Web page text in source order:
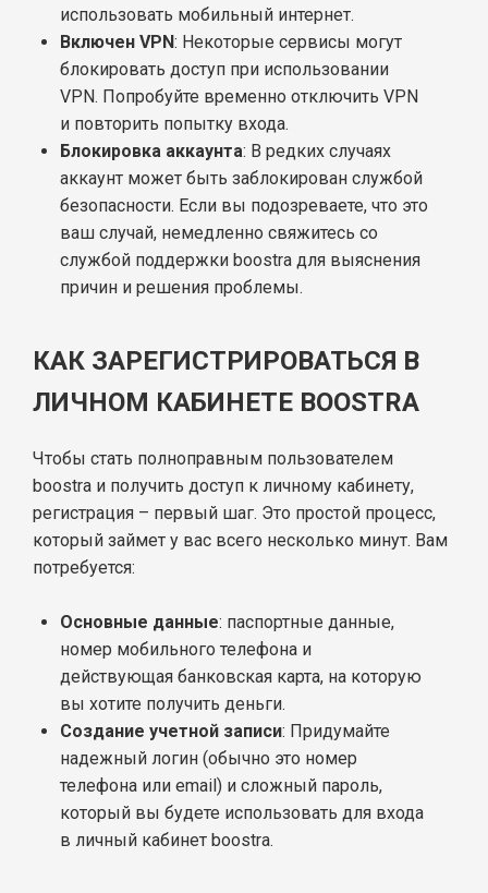
использовать мобильный интернет.
Включен VPN: Некоторые сервисы могут
блокировать доступ при использовании
VPN. Попробуйте временно отключить VPN
и повторить попытку входа.
Блокировка аккаунта: В редких случаях
аккаунт может быть заблокирован службой
безопасности. Если вы подозреваете, что это
ваш случай, немедленно свяжитесь со
службой поддержки boostra для выяснения
причин и решения проблемы.
КАК ЗАРЕГИСТРИРОВАТЬСЯ В
ЛИЧНОМ КАБИНЕТЕ BOOSTRA
Чтобы стать полноправным пользователем
boostra и получить доступ к личному кабинету,
регистрация – первый шаг. Это простой процесс,
который займет у вас всего несколько минут. Вам
потребуется:
Основные данные: паспортные данные,
номер мобильного телефона и
действующая банковская карта, на которую
вы хотите получить деньги.
Создание учетной записи: Придумайте
надежный логин (обычно это номер
телефона или email) и сложный пароль,
который вы будете использовать для входа
в личный кабинет boostra.